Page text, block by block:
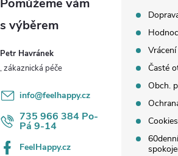
c
v
Petr Havránek
info@feelhappy.cz
735 966 384 Po-
Pá 9-14
FeelHappy.cz
Časté
Obch.
Cookies